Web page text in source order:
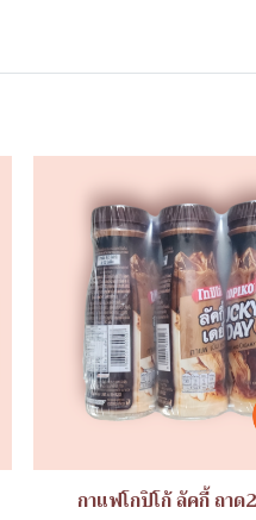
กาแฟโกปิโก้ ลัคกี้ ถาด